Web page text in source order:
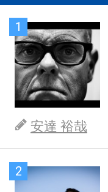
1
安達 裕哉
2